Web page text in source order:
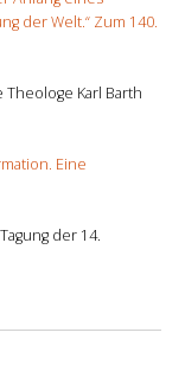
der Welt.“ Zum 140.
Karl Barth
Eine
der 14.